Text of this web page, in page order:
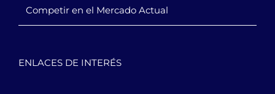
Competir en el Mercado Actual
ENLACES DE INTERÉS